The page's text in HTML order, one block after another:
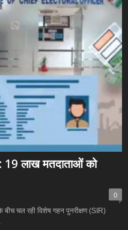
19 लाख मतदाताओं को
0
बीच चल रही विशेष गहन पुनरीक्षण (SIR)